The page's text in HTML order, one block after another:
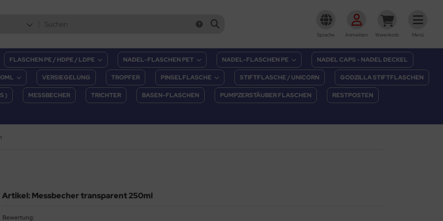
Sprache Anmelden Warenkorb Menü
FLASCHEN PE / HDPE / LDPE NADEL-FLASCHEN PET NADEL-FLASCHEN PE NADEL CAPS - NADEL DECKEL
VERSIEGELUNG TROPFER PINSELFLASCHE STIFTFLASCHE / UNICORN GODZILLA STIFTFLASCHEN
) MESSBECHER TRICHTER BASEN-FLASCHEN PUMPZERSTÄUBER FLASCHEN RESTPOSTEN
Artikel: Messbecher transparent 250ml
Bewertung: